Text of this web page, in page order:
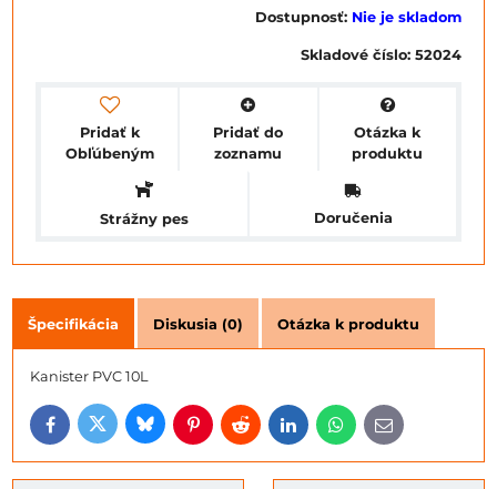
Dostupnosť: Nie je skladom
Skladové číslo: 52024
Pridať k
Obľúbeným
Pridať do
zoznamu
Otázka k
produktu
Strážny pes Doručenia
Špecifikácia Diskusia (0) Otázka k produktu
Kanister PVC 10L
FacebookTwitterBlueskyPinterestRedditLinkedInWhatsApp
E-
mail